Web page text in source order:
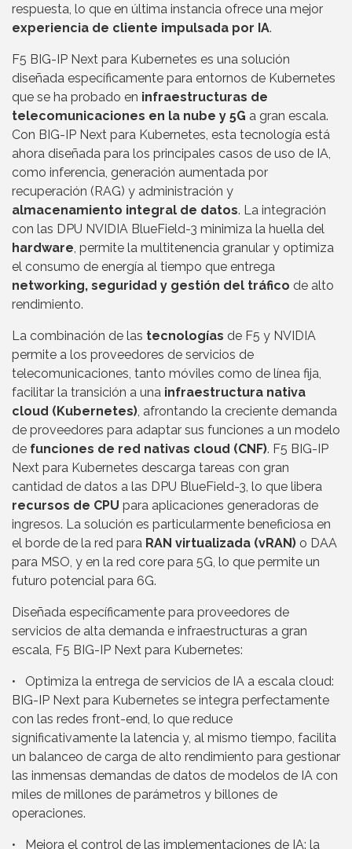
respuesta, lo que en última instancia ofrece una mejor
experiencia de cliente impulsada por IA.
F5 BIG-IP Next para Kubernetes es una solución
diseñada específicamente para entornos de Kubernetes
que se ha probado en infraestructuras de
telecomunicaciones en la nube y 5G a gran escala.
Con BIG-IP Next para Kubernetes, esta tecnología está
ahora diseñada para los principales casos de uso de IA,
como inferencia, generación aumentada por
recuperación (RAG) y administración y
almacenamiento integral de datos. La integración
con las DPU NVIDIA BlueField-3 minimiza la huella del
hardware , permite la multitenencia granular y optimiza
el consumo de energía al tiempo que entrega
networking, seguridad y gestión del tráfico de alto
rendimiento.
La combinación de las tecnologías de F5 y NVIDIA
permite a los proveedores de servicios de
telecomunicaciones, tanto móviles como de línea fija,
facilitar la transición a una infraestructura nativa
cloud (Kubernetes) , afrontando la creciente demanda
de proveedores para adaptar sus funciones a un modelo
de funciones de red nativas cloud (CNF). F5 BIG-IP
Next para Kubernetes descarga tareas con gran
cantidad de datos a las DPU BlueField-3, lo que libera
recursos de CPU para aplicaciones generadoras de
ingresos. La solución es particularmente beneficiosa en
el borde de la red para RAN virtualizada (vRAN) o DAA
para MSO, y en la red core para 5G, lo que permite un
futuro potencial para 6G.
Diseñada específicamente para proveedores de
servicios de alta demanda e infraestructuras a gran
escala, F5 BIG-IP Next para Kubernetes:
• Optimiza la entrega de servicios de IA a escala cloud:
BIG-IP Next para Kubernetes se integra perfectamente
con las redes front-end, lo que reduce
significativamente la latencia y, al mismo tiempo, facilita
un balanceo de carga de alto rendimiento para gestionar
las inmensas demandas de datos de modelos de IA con
miles de millones de parámetros y billones de
operaciones.
• Mejora el control de las implementaciones de IA: la